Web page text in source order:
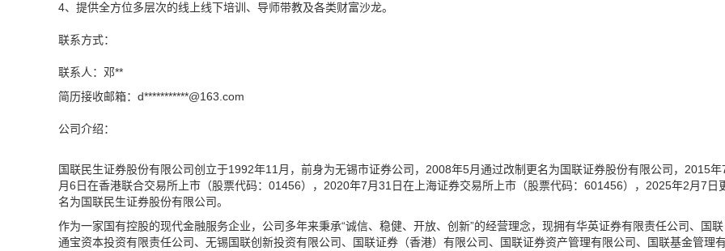
4、提供全方位多层次的线上线下培训、导师带教及各类财富沙龙。
联系方式：
联系人：邓**
简历接收邮箱：d***********@163.com
公司介绍：
国联民生证券股份有限公司创立于1992年11月，前身为无锡市证券公司，2008年5月通过改制更名为国联证券股份有限公司，2015年
月6日在香港联合交易所上市（股票代码：01456），2020年7月31日在上海证券交易所上市（股票代码：601456），2025年2月7日
名为国联民生证券股份有限公司。
作为一家国有控股的现代金融服务企业，公司多年来秉承“诚信、稳健、开放、创新”的经营理念，现拥有华英证券有限责任公司、国联
通宝资本投资有限责任公司、无锡国联创新投资有限公司、国联证券（香港）有限公司、国联证券资产管理有限公司、国联基金管理